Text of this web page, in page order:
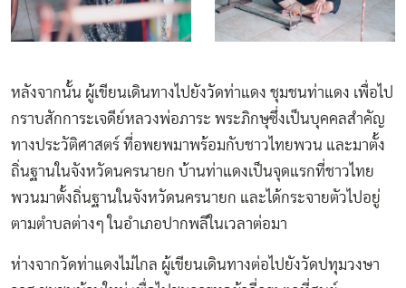
หลังจากนั้น ผู้เขียนเดินทางไปยังวัดท่าแดง ชุมชนท่าแดง เพื่อไป
กราบสักการะเจดีย์หลวงพ่อภาระ พระภิกษุซึ่งเป็นบุคคลสำคัญ
ทางประวัติศาสตร์ ที่อพยพมาพร้อมกับชาวไทยพวน และมาตั้ง
ถิ่นฐานในจังหวัดนครนายก บ้านท่าแดงเป็นจุดแรกที่ชาวไทย
พวนมาตั้งถิ่นฐานในจังหวัดนครนายก และได้กระจายตัวไปอยู่
ตามตำบลต่างๆ ในอำเภอปากพลีในเวลาต่อมา
ห่างจากวัดท่าแดงไม่ไกล ผู้เขียนเดินทางต่อไปยังวัดปทุมวงษา